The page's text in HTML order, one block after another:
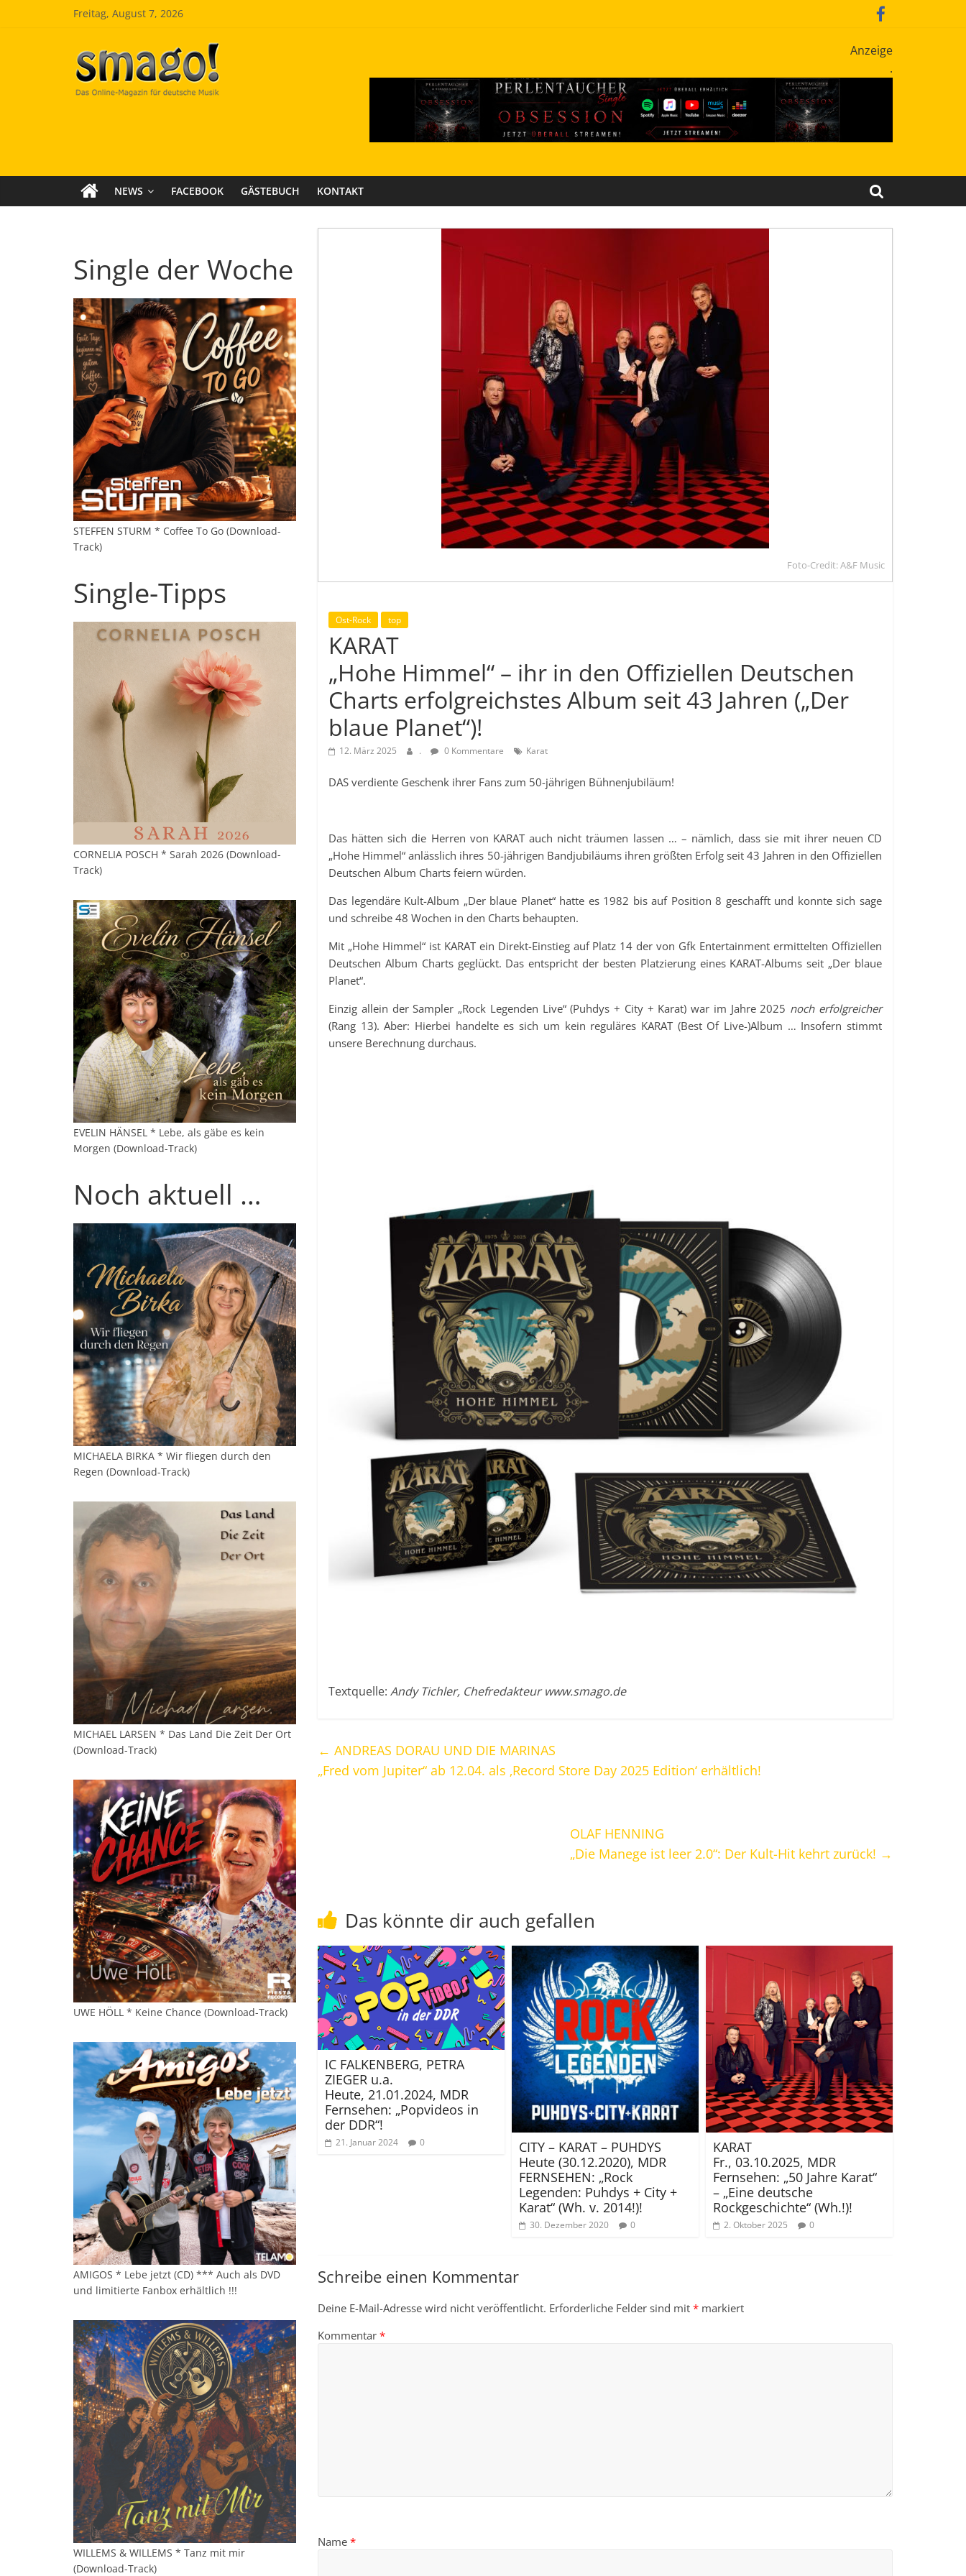
Freitag, August 7, 2026
Smago
SchlagerMAGazinOnline
Anzeige
.
NEWS FACEBOOK GÄSTEBUCH KONTAKT
Foto-Credit: A&F Music
Ost-Rock top
KARAT
„Hohe Himmel“ – ihr in den Offiziellen Deutschen
Charts erfolgreichstes Album seit 43 Jahren („Der
blaue Planet“)!
12. März 2025 . 0 Kommentare Karat
DAS verdiente Geschenk ihrer Fans zum 50-jährigen Bühnenjubiläum!
Das hätten sich die Herren von KARAT auch nicht träumen lassen … – nämlich, dass sie mit ihrer neuen CD
„Hohe Himmel“ anlässlich ihres 50-jährigen Bandjubiläums ihren größten Erfolg seit 43 Jahren in den Offiziellen
Deutschen Album Charts feiern würden.
Das legendäre Kult-Album „Der blaue Planet“ hatte es 1982 bis auf Position 8 geschafft und konnte sich sage
und schreibe 48 Wochen in den Charts behaupten.
Mit „Hohe Himmel“ ist KARAT ein Direkt-Einstieg auf Platz 14 der von Gfk Entertainment ermittelten Offiziellen
Deutschen Album Charts geglückt. Das entspricht der besten Platzierung eines KARAT-Albums seit „Der blaue
Planet“.
Einzig allein der Sampler „Rock Legenden Live“ (Puhdys + City + Karat) war im Jahre 2025 noch erfolgreicher
(Rang 13). Aber: Hierbei handelte es sich um kein reguläres KARAT (Best Of Live-)Album … Insofern stimmt
unsere Berechnung durchaus.
Textquelle: Andy Tichler, Chefredakteur www.smago.de
← ANDREAS DORAU UND DIE MARINAS
„Fred vom Jupiter“ ab 12.04. als ‚Record Store Day 2025 Edition‘ erhältlich!
OLAF HENNING
„Die Manege ist leer 2.0“: Der Kult-Hit kehrt zurück! →
Das könnte dir auch gefallen
IC FALKENBERG, PETRA
ZIEGER u.a.
Heute, 21.01.2024, MDR
Fernsehen: „Popvideos in
der DDR“!
21. Januar 2024 0
CITY – KARAT – PUHDYS
Heute (30.12.2020), MDR
FERNSEHEN: „Rock
Legenden: Puhdys + City +
Karat“ (Wh. v. 2014!)!
30. Dezember 2020 0
KARAT
Fr., 03.10.2025, MDR
Fernsehen: „50 Jahre Karat“
– „Eine deutsche
Rockgeschichte“ (Wh.!)!
2. Oktober 2025 0
Schreibe einen Kommentar
Deine E-Mail-Adresse wird nicht veröffentlicht. Erforderliche Felder sind mit * markiert
Kommentar *
Name *
Single der Woche
STEFFEN STURM * Coffee To Go (Download-
Track)
Single-Tipps
CORNELIA POSCH * Sarah 2026 (Download-
Track)
EVELIN HÄNSEL * Lebe, als gäbe es kein
Morgen (Download-Track)
Noch aktuell …
MICHAELA BIRKA * Wir fliegen durch den
Regen (Download-Track)
MICHAEL LARSEN * Das Land Die Zeit Der Ort
(Download-Track)
UWE HÖLL * Keine Chance (Download-Track)
AMIGOS * Lebe jetzt (CD) *** Auch als DVD
und limitierte Fanbox erhältlich !!!
WILLEMS & WILLEMS * Tanz mit mir
(Download-Track)